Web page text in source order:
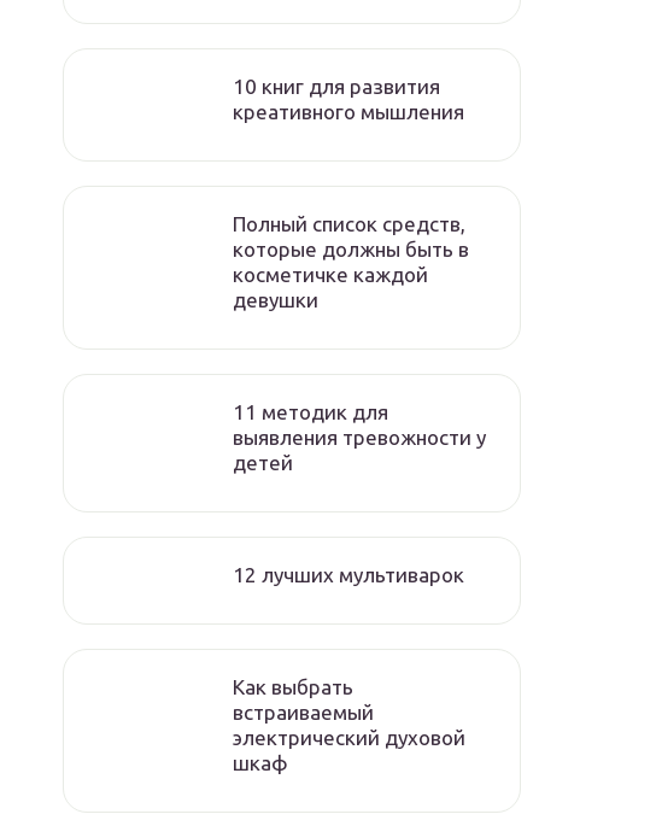
10 книг для развития
креативного мышления
Полный список средств,
которые должны быть в
косметичке каждой
девушки
11 методик для
выявления тревожности у
детей
12 лучших мультиварок
Как выбрать
встраиваемый
электрический духовой
шкаф